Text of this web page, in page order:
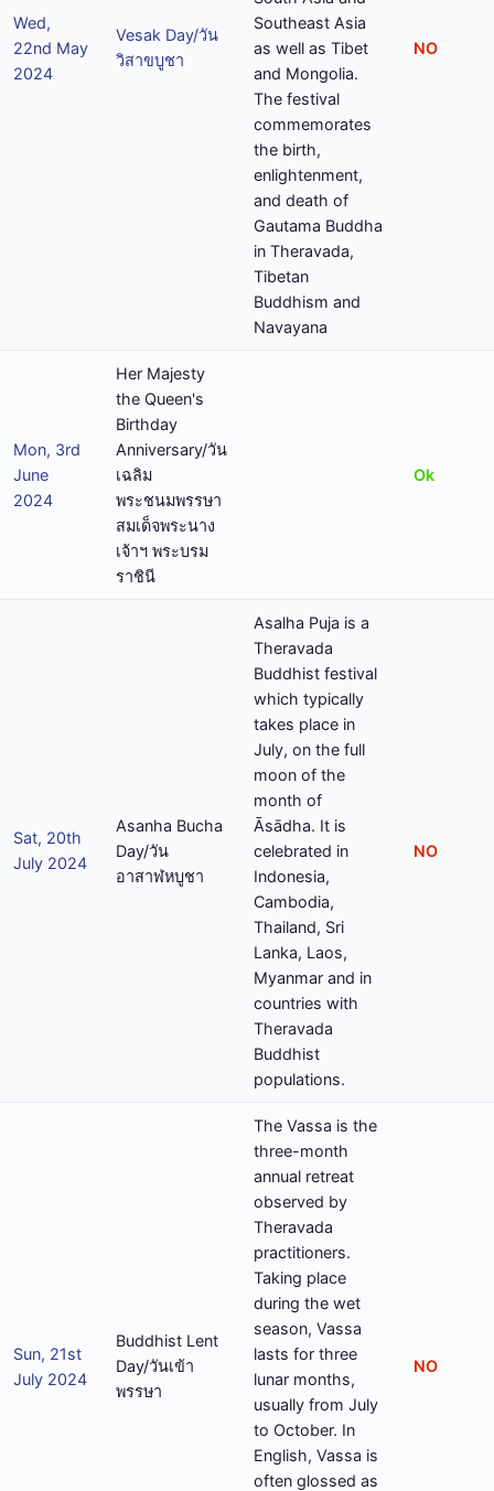
Wed,
22nd May
2024
Vesak Day/วัน
วิสาขบูชา
Southeast Asia
as well as Tibet
and Mongolia.
The festival
commemorates
the birth,
enlightenment,
and death of
Gautama Buddha
in Theravada,
Tibetan
Buddhism and
Navayana
NO
Mon, 3rd
June
2024
Her Majesty
the Queen's
Birthday
Anniversary/วัน
เฉลิม
พระชนมพรรษา
สมเด็จพระนาง
เจ้าฯ พระบรม
ราชินี
Ok
Sat, 20th
July 2024
Asanha Bucha
Day/วัน
อาสาฬหบูชา
Asalha Puja is a
Theravada
Buddhist festival
which typically
takes place in
July, on the full
moon of the
month of
Āsādha. It is
celebrated in
Indonesia,
Cambodia,
Thailand, Sri
Lanka, Laos,
Myanmar and in
countries with
Theravada
Buddhist
populations.
NO
Sun, 21st
July 2024
Buddhist Lent
Day/วันเข้า
พรรษา
The Vassa is the
three-month
annual retreat
observed by
Theravada
practitioners.
Taking place
during the wet
season, Vassa
lasts for three
lunar months,
usually from July
to October. In
English, Vassa is
often glossed as
NO